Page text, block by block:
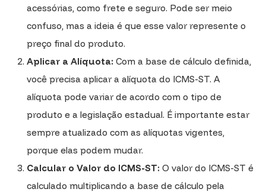
acessórias, como frete e seguro. Pode ser meio
confuso, mas a ideia é que esse valor represente o
preço final do produto.
Aplicar a Alíquota: Com a base de cálculo definida,
você precisa aplicar a alíquota do ICMS-ST. A
alíquota pode variar de acordo com o tipo de
produto e a legislação estadual. É importante estar
sempre atualizado com as alíquotas vigentes,
porque elas podem mudar.
Calcular o Valor do ICMS-ST: O valor do ICMS-ST é
calculado multiplicando a base de cálculo pela